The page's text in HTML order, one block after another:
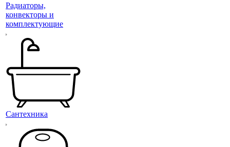
Радиаторы,
конвекторы и
комплектующие
Сантехника